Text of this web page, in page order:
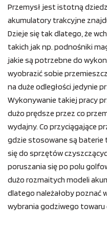
Przemysł jest istotną
akumulatory trakcyjne
Dzieje się tak dlatego, że
takich jak np. podnośniki
jakie są potrzebne do
wyobrazić sobie
na duże odległości jedynie
Wykonywanie takiej pracy
dużo prędsze przez co
wydajny. Co przyciągające
gdzie stosowane są baterie
się do sprzętów
poruszania się po polu
dużo rozmaitych modeli
dlatego należałoby poznać
wybrania godziwego towaru